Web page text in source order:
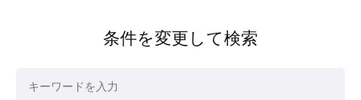
条件を変更して検索